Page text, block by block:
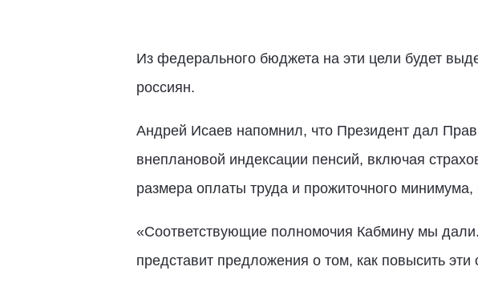
Из федерального бюджета на эти цели будет
россиян.
Андрей Исаев напомнил, что Президент дал
внеплановой индексации пенсий, включая
размера оплаты труда и прожиточного
«Соответствующие полномочия Кабмину мы
представит предложения о том, как повысить